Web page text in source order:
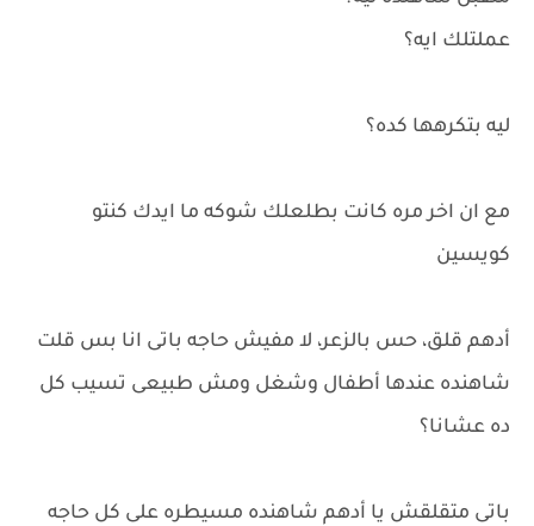
عملتلك ايه؟
ليه بتكرهها كده؟
مع ان اخر مره كانت بطلعلك شوكه ما ايدك كنتو
كويسين
أدهم قلق، حس بالزعر، لا مفيش حاجه باتى انا بس قلت
شاهنده عندها أطفال وشغل ومش طبيعى تسيب كل
ده عشانا؟
باتى متقلقش يا أدهم شاهنده مسيطره على كل حاجه